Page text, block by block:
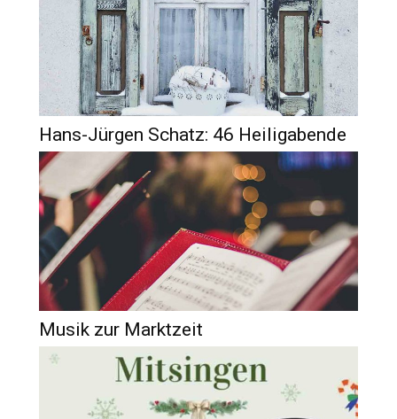
Hans-Jürgen Schatz: 46 Heiligabende
Musik zur Marktzeit